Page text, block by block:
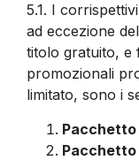
5.1. I
ad eccezione
titolo gratuito, e
promozionali
limitato, sono i
Pacchetto
Pacchetto